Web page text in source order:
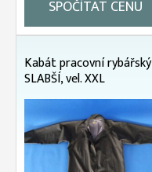
SPOČÍTAT CENU
Kabát pracovní rybářský
SLABŠÍ, vel. XXL